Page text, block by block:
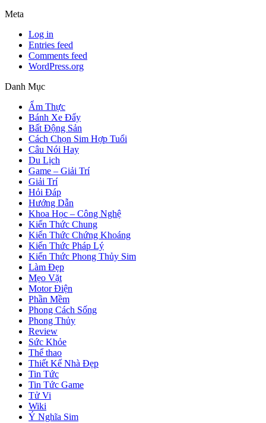
Meta
Log in
Entries feed
Comments feed
WordPress.org
Danh Mục
Ẩm Thực
Bánh Xe Đẩy
Bất Động Sản
Cách Chọn Sim Hợp Tuổi
Câu Nói Hay
Du Lịch
Game – Giải Trí
Giải Trí
Hỏi Đáp
Hướng Dẫn
Khoa Học – Công Nghệ
Kiến Thức Chung
Kiến Thức Chứng Khoáng
Kiến Thức Pháp Lý
Kiến Thức Phong Thủy Sim
Làm Đẹp
Mẹo Vặt
Motor Điện
Phần Mềm
Phong Cách Sống
Phong Thủy
Review
Sức Khỏe
Thể thao
Thiết Kế Nhà Đẹp
Tin Tức
Tin Tức Game
Tử Vi
Wiki
Ý Nghĩa Sim